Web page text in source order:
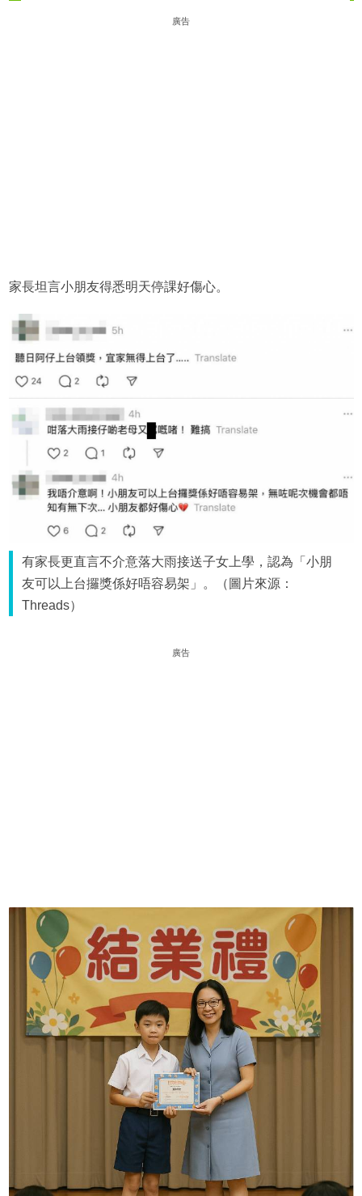
廣告
家長坦言小朋友得悉明天停課好傷心。
有家長更直言不介意落大雨接送子女上學，認為「小朋
友可以上台攞獎係好唔容易架」。（圖片來源：
Threads）
廣告